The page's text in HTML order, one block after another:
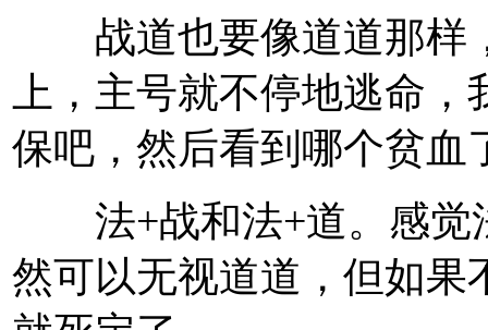
战道也要像道道那样
上，主号就不停地逃命
保吧，然后看到哪个贫血
法+战和法+道。感觉
然可以无视道道，但如果